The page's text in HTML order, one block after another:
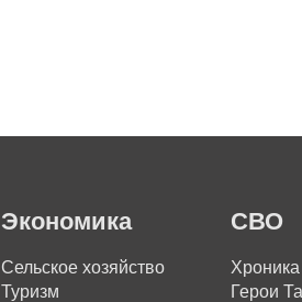
Экономика
Сельское хозяйство
Туризм
СВО
Герои